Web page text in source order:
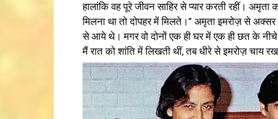
हालांकि वह पूरे जीवन साहिर से प्यार करती रहीं।
मिलना था तो दोपहर में मिलते।” अमृता इमरोज़ से
से आये थे। मगर वो दोनों एक ही घर में एक ही छत के
मैं रात को शांति में लिखती थीं, तब धीरे से इमरोज़ चाय